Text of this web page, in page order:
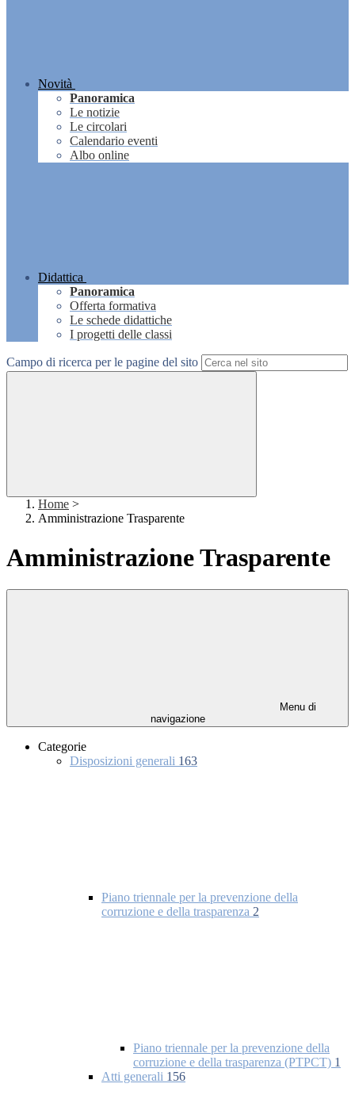
Novità
Panoramica
Le notizie
Le circolari
Calendario eventi
Albo online
Didattica
Panoramica
Offerta formativa
Le schede didattiche
I progetti delle classi
Campo di ricerca per le pagine del sito
Home >
Amministrazione Trasparente
Amministrazione Trasparente
Menu di
navigazione
Categorie
Disposizioni generali 163
Piano triennale per la prevenzione della
corruzione e della trasparenza 2
Piano triennale per la prevenzione della
corruzione e della trasparenza (PTPCT) 1
Atti generali 156